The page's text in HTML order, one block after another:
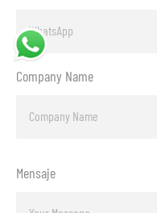
Company Name
Mensaje